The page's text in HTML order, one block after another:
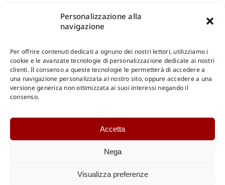
Personalizzazione alla
navigazione
Per offrire contenuti dedicati a ognuno dei nostri lettori, utilizziamo i
cookie e le avanzate tecnologie di personalizzazione dedicate ai nostri
clienti. Il consenso a queste tecnologie le permetterà di accedere a
una navigazione personalizzata al nostro sito, oppure accedere a una
versione generica non ottimizzata ai suoi interessi negando il
consenso.
Accetta
Nega
Visualizza preferenze
Shop Gangemi Editore-Pagamenti Sicuri e anche Rateali
Catalogo Online
Catalogo Internazionale
DOWNLOAD
Catalogo Internazionale